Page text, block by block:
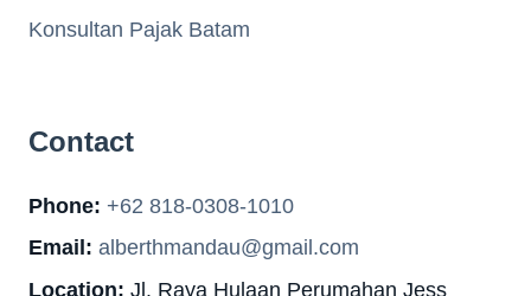
Konsultan Pajak Batam
Contact
Phone: +62 818-0308-1010
Email: alberthmandau@gmail.com
Location: Jl. Raya Hulaan Perumahan Jess